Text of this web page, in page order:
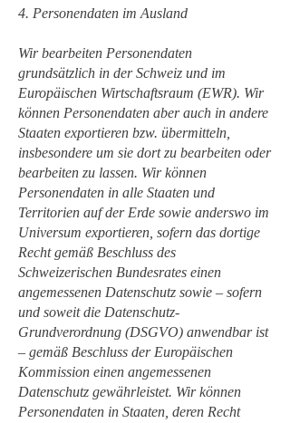
4. Personendaten im Ausland
Wir bearbeiten Personendaten
grundsätzlich in der Schweiz und im
Europäischen Wirtschaftsraum (EWR). Wir
können Personendaten aber auch in andere
Staaten exportieren bzw. übermitteln,
insbesondere um sie dort zu bearbeiten oder
bearbeiten zu lassen. Wir können
Personendaten in alle Staaten und
Territorien auf der Erde sowie anderswo im
Universum exportieren, sofern das dortige
Recht gemäß Beschluss des
Schweizerischen Bundesrates einen
angemessenen Datenschutz sowie – sofern
und soweit die Datenschutz-
Grundverordnung (DSGVO) anwendbar ist
– gemäß Beschluss der Europäischen
Kommission einen angemessenen
Datenschutz gewährleistet. Wir können
Personendaten in Staaten, deren Recht